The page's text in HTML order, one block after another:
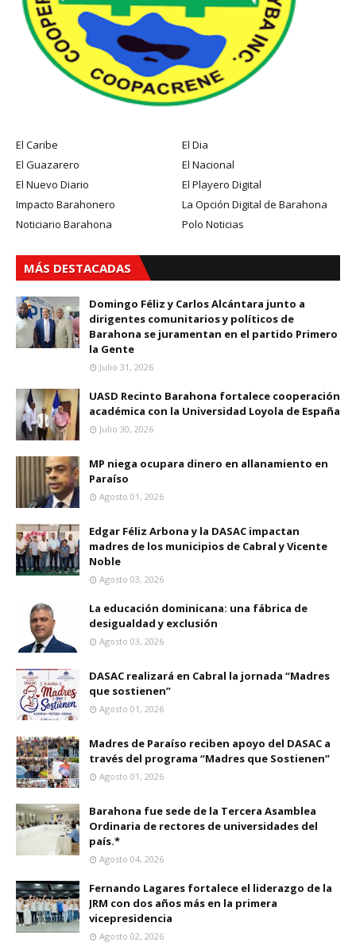
El Caribe
El Dia
El Guazarero
El Nacional
El Nuevo Diario
El Playero Digital
Impacto Barahonero
La Opción Digital de Barahona
Noticiario Barahona
Polo Noticias
MÁS DESTACADAS
Domingo Féliz y Carlos Alcántara junto a
dirigentes comunitarios y políticos de
Barahona se juramentan en el partido Primero
la Gente
Julio 31, 2026
UASD Recinto Barahona fortalece cooperación
académica con la Universidad Loyola de España
Julio 30, 2026
MP niega ocupara dinero en allanamiento en
Paraíso
Agosto 01, 2026
Edgar Féliz Arbona y la DASAC impactan
madres de los municipios de Cabral y Vicente
Noble
Agosto 03, 2026
La educación dominicana: una fábrica de
desigualdad y exclusión
Agosto 03, 2026
DASAC realizará en Cabral la jornada “Madres
que sostienen”
Agosto 01, 2026
Madres de Paraíso reciben apoyo del DASAC a
través del programa “Madres que Sostienen”
Agosto 01, 2026
Barahona fue sede de la Tercera Asamblea
Ordinaria de rectores de universidades del
país.*
Agosto 04, 2026
Fernando Lagares fortalece el liderazgo de la
JRM con dos años más en la primera
vicepresidencia
Agosto 02, 2026